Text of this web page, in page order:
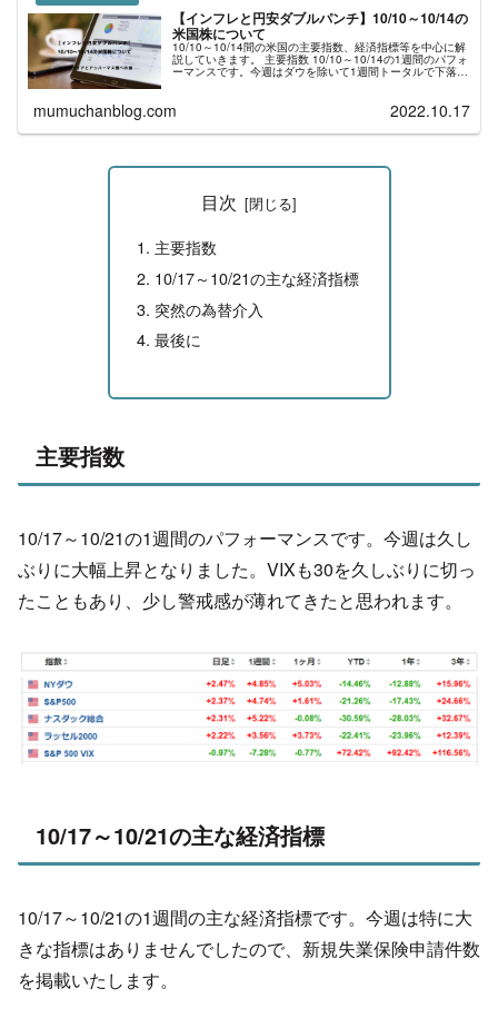
【インフレと円安ダブルパンチ】10/10～10/14の
米国株について
10/10～10/14間の米国の主要指数、経済指標等を中心に解
説していきます。 主要指数 10/10～10/14の1週間のパフォ
ーマンスです。今週はダウを除いて1週間トータルで下落と
mumuchanblog.com 2022.10.17
目次
主要指数
10/17～10/21の主な経済指標
突然の為替介入
最後に
主要指数
10/17～10/21の1週間のパフォーマンスです。今週は久し
ぶりに大幅上昇となりました。VIXも30を久しぶりに切っ
たこともあり、少し警戒感が薄れてきたと思われます。
10/17～10/21の主な経済指標
10/17～10/21の1週間の主な経済指標です。今週は特に大
きな指標はありませんでしたので、新規失業保険申請件数
を掲載いたします。